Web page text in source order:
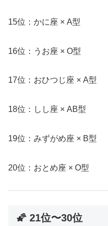
15位：かに座 × A型
16位：うお座 × O型
17位：おひつじ座 × A型
18位：しし座 × AB型
19位：みずがめ座 × B型
20位：おとめ座 × O型
🌠 21位〜30位